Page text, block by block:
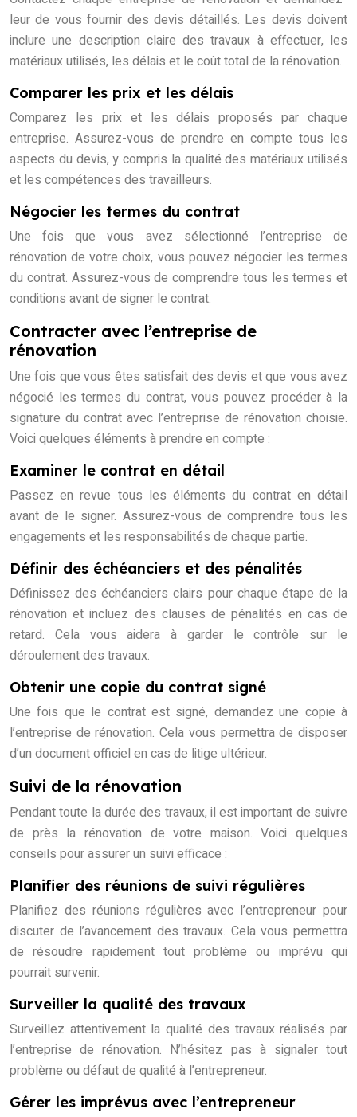
leur de vous fournir des devis détaillés. Les devis doivent
inclure une description claire des travaux à effectuer, les
matériaux utilisés, les délais et le coût total de la rénovation.
Comparer les prix et les délais
Comparez les prix et les délais proposés par chaque
entreprise. Assurez-vous de prendre en compte tous les
aspects du devis, y compris la qualité des matériaux utilisés
et les compétences des travailleurs.
Négocier les termes du contrat
Une fois que vous avez sélectionné l’entreprise de
rénovation de votre choix, vous pouvez négocier les termes
du contrat. Assurez-vous de comprendre tous les termes et
conditions avant de signer le contrat.
Contracter avec l’entreprise de
rénovation
Une fois que vous êtes satisfait des devis et que vous avez
négocié les termes du contrat, vous pouvez procéder à la
signature du contrat avec l’entreprise de rénovation choisie.
Voici quelques éléments à prendre en compte :
Examiner le contrat en détail
Passez en revue tous les éléments du contrat en détail
avant de le signer. Assurez-vous de comprendre tous les
engagements et les responsabilités de chaque partie.
Définir des échéanciers et des pénalités
Définissez des échéanciers clairs pour chaque étape de la
rénovation et incluez des clauses de pénalités en cas de
retard. Cela vous aidera à garder le contrôle sur le
déroulement des travaux.
Obtenir une copie du contrat signé
Une fois que le contrat est signé, demandez une copie à
l’entreprise de rénovation. Cela vous permettra de disposer
d’un document officiel en cas de litige ultérieur.
Suivi de la rénovation
Pendant toute la durée des travaux, il est important de suivre
de près la rénovation de votre maison. Voici quelques
conseils pour assurer un suivi efficace :
Planifier des réunions de suivi régulières
Planifiez des réunions régulières avec l’entrepreneur pour
discuter de l’avancement des travaux. Cela vous permettra
de résoudre rapidement tout problème ou imprévu qui
pourrait survenir.
Surveiller la qualité des travaux
Surveillez attentivement la qualité des travaux réalisés par
l’entreprise de rénovation. N’hésitez pas à signaler tout
problème ou défaut de qualité à l’entrepreneur.
Gérer les imprévus avec l’entrepreneur